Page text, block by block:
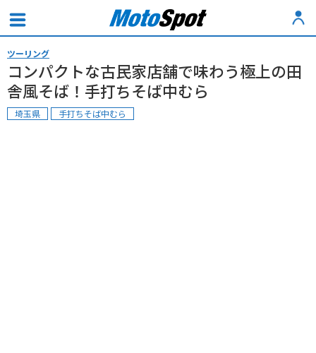
ツーリング
コンパクトな古民家店舗で味わう極上の田
舎風そば！手打ちそば中むら
埼玉県 手打ちそば中むら